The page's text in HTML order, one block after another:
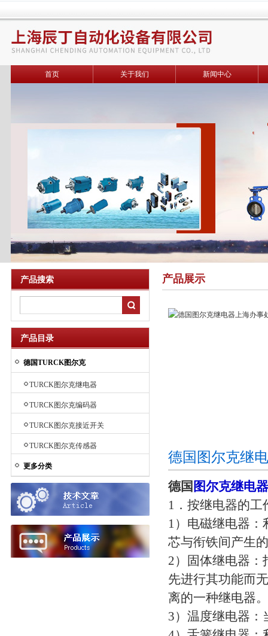
首页 关于我们 新闻中心
产品搜索
产品目录
德国TURCK图尔克
TURCK图尔克继电器
TURCK图尔克编码器
TURCK图尔克接近开关
TURCK图尔克传感器
更多分类
产品展示
德国图尔克继
德国 图尔克继电器
1．按继电器的工
1）电磁继电器
芯与衔铁间产生
2）固体继电器
先进行其功能而
离的一种继电器。
3）温度继电器：